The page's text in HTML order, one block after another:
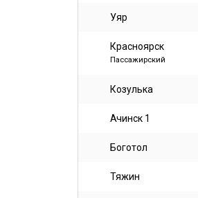
Уяр
Красноярск
Пассажирский
Козулька
Ачинск 1
Боготол
Тяжин